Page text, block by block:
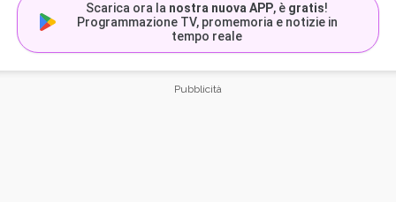
Scarica ora la nostra nuova APP, è gratis!
Programmazione TV, promemoria e notizie in
tempo reale